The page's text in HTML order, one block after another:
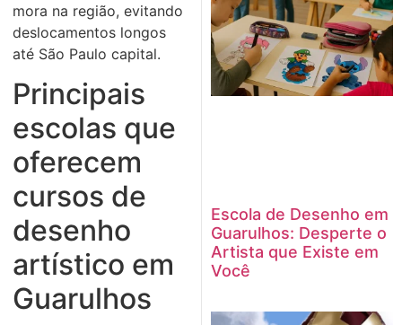
mora na região, evitando
deslocamentos longos
até São Paulo capital.
Principais
escolas que
oferecem
cursos de
desenho
artístico em
Guarulhos
Escola de Desenho em
Guarulhos: Desperte o
Artista que Existe em
Você